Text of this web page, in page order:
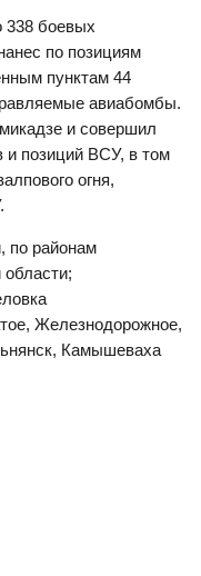
338 боевых
по позициям
пунктам 44
авиабомбы.
и совершил
и позиций ВСУ, в том
огня,
по районам
Железнодорожное,
Камышеваха